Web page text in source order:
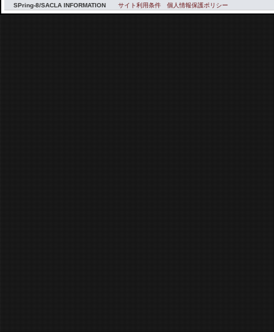
SPring-8/SACLA INFORMATION サイト利用条件 個人情報保護ポリシー